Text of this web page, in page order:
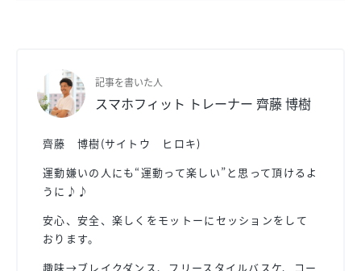
記事を書いた人
スマホフィット トレーナー 齊藤 博樹
齊藤 博樹(サイトウ ヒロキ)
運動嫌いの人にも“運動って楽しい”と思って頂けるよ
うに♪♪
安心、安全、楽しくをモットーにセッションをして
おります。
趣味→ブレイクダンス、フリースタイルバスケ、コー